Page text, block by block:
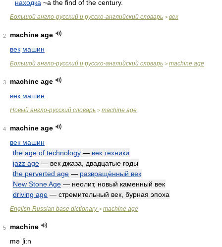
находка ~а the find of the century.
Большой англо-русский и русско-английский словарь > век
2
machine age
век машин
Большой англо-русский и русско-английский словарь > machine age
3
machine age
век машин
Новый англо-русский словарь > machine age
4
machine age
век машин
the age of technology — век техники
jazz age — век джаза, двадцатые годы
the perverted age — развращённый век
New Stone Age — неолит, новый каменный век
driving age — стремительный век, бурная эпоха
English-Russian base dictionary> machine age
5
machine
məˈʃi:n